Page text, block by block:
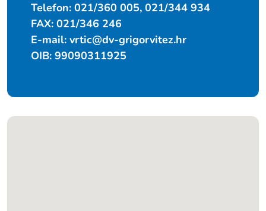
Telefon: 021/360 005, 021/344 934
FAX: 021/346 246
E-mail: vrtic@dv-grigorvitez.hr
OIB: 99090311925